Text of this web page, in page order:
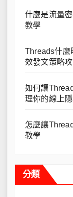
什麼是流量
教學
Threads什麼
效發文策略
如何讓
理你的線上
怎麼讓
教學
分類